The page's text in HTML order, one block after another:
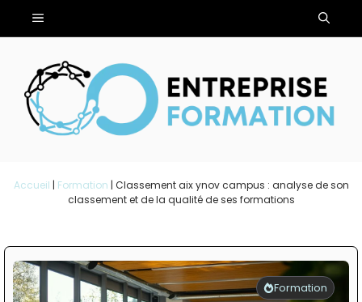
contenu
Menu
Accueil | Formation | Classement aix ynov campus : analyse de son
classement et de la qualité de ses formations
Formation